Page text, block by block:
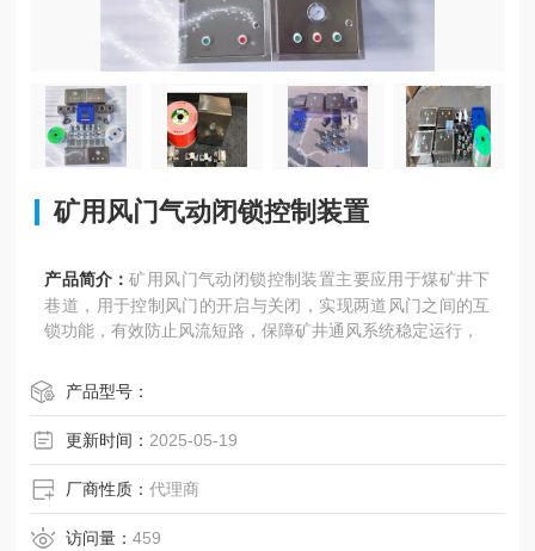
矿用风门气动闭锁控制装置
产品简介：矿用风门气动闭锁控制装置主要应用于煤矿井下
巷道，用于控制风门的开启与关闭，实现两道风门之间的互
锁功能，有效防止风流短路，保障矿井通风系统稳定运行，
产品型号：
更新时间： 2025-05-19
厂商性质：代理商
访问量：459